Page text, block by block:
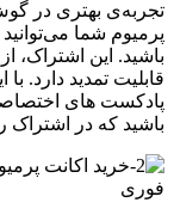
تجربه‌ی بهتری در
باشید. این اشتراک،
قابلیت تمدید دارد.
پادکست ‌های
باشید که در اشتراک